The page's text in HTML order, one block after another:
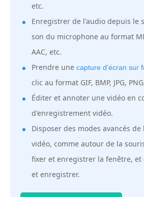
etc.
Enregistrer de l'audio depuis le
son du microphone au format
AAC, etc.
Prendre une capture d'écran sur
clic au format GIF, BMP, JPG,
Éditer et annoter une vidéo en
d'enregistrement vidéo.
Disposer des modes avancés
vidéo, comme autour de la
fixer et enregistrer la fenêtre, et
et enregistrer.